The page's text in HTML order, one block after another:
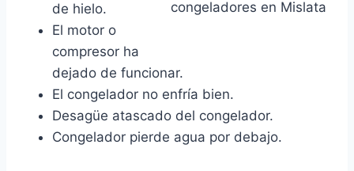
de hielo.
El motor o
compresor ha
dejado de funcionar.
El congelador no enfría bien.
Desagüe atascado del congelador.
Congelador pierde agua por debajo.